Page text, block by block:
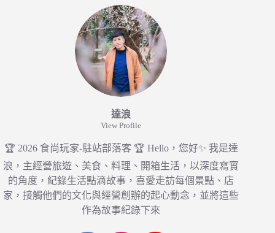
達浪
View Profile
🏆 2026 食尚玩家-駐站部落客 🏆 Hello，您好✨ 我是達
浪，主經營旅遊、美食、料理、開箱生活，以深度寫實
的角度，紀錄生活點滴故事，喜愛走訪每個景點、店
家，接觸他們的文化與經營創辦的起心動念，並將這些
作為故事紀錄下來